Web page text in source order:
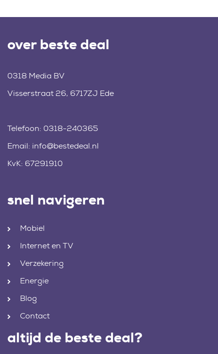
over beste deal
0318 Media BV
Visserstraat 26, 6717ZJ Ede
Telefoon: 0318-240365
Email: info@bestedeal.nl
KvK: 67291910
snel navigeren
Mobiel
Internet en TV
Verzekering
Energie
Blog
Contact
altijd de beste deal?